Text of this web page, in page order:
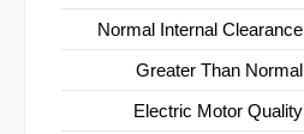
Normal Internal Clearance
Greater Than Normal
Electric Motor Quality